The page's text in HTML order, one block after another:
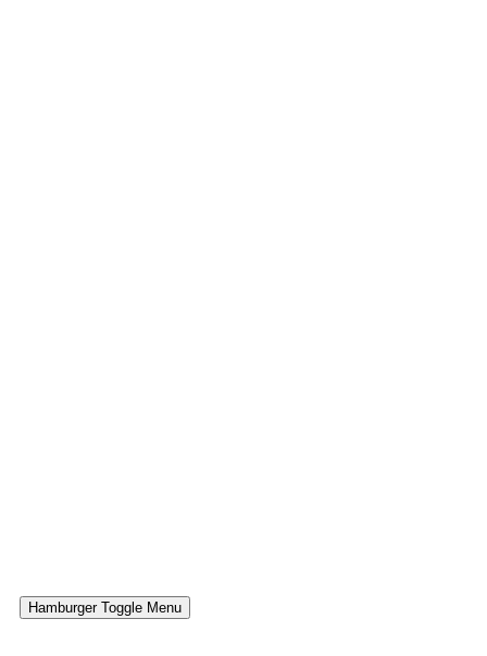
Hamburger Toggle Menu